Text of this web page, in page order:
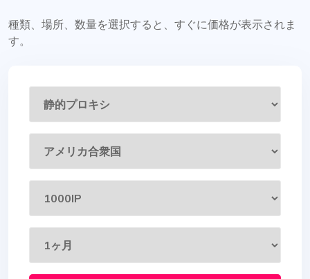
種類、場所、数量を選択すると、すぐに価格が表示されま
す。